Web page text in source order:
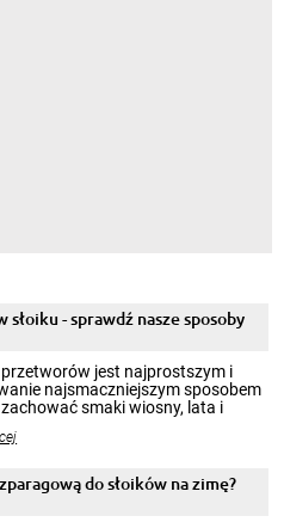
słoiku - sprawdź nasze sposoby
przetworów jest najprostszym i
najsmaczniejszym sposobem
smaki wiosny, lata i
by cieszyć nimi oko w sezonie
atmosferę cieplejszych
słoików ze
do słoików na zimę?